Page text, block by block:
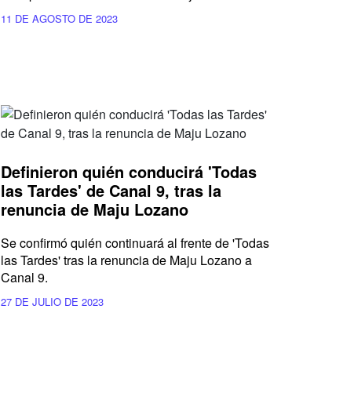
11 DE AGOSTO DE 2023
Definieron quién conducirá 'Todas
las Tardes' de Canal 9, tras la
renuncia de Maju Lozano
Se confirmó quién continuará al frente de 'Todas
las Tardes' tras la renuncia de Maju Lozano a
Canal 9.
27 DE JULIO DE 2023